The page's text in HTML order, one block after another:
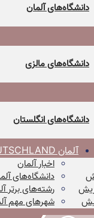
دانشگاه‌های آلمان
دانشگاه‌های مالزی
دانشگاه‌های انگلستان
آلمان DEUTSCHLAND
اخبار آلمان
دانشگاه‌های
رشته‌های برتر
شهرهای مهم